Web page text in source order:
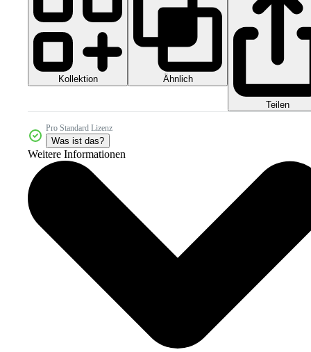
Kollektion Ähnlich
Teilen
Pro Standard Lizenz
Was ist das?
Weitere Informationen